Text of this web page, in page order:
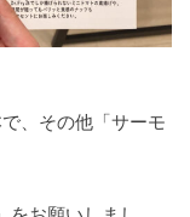
、その他「サーモ